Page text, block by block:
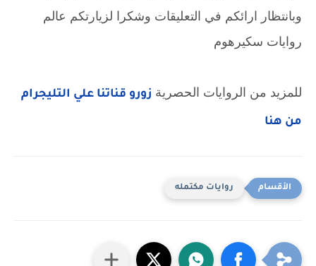
وبانتظار ارائكم في التعليقات وشكرا لزيارتكم عالم
روايات سكيرهوم
للمزيد من الروايات الحصرية زورو قناتنا علي التليجرام
من هنا
روايات مكتمله